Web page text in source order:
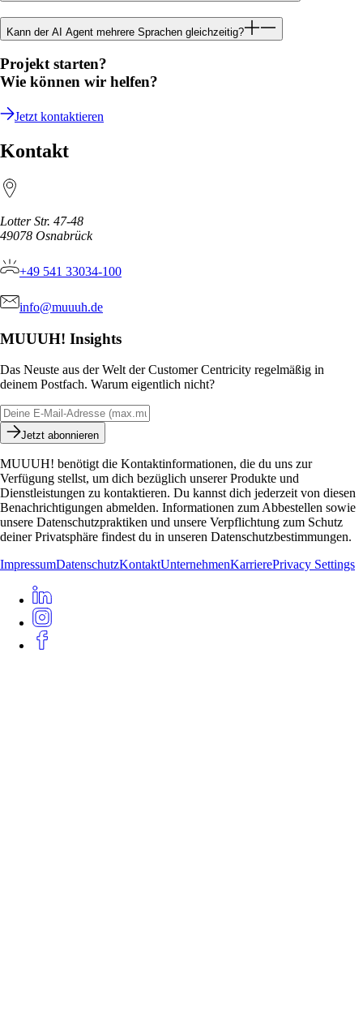
Kann der AI Agent mehrere Sprachen gleichzeitig?
Projekt starten?
Wie können wir helfen?
Jetzt kontaktieren
Kontakt
Lotter Str. 47-48
49078 Osnabrück
+49 541 33034-100
info@muuuh.de
MUUUH! Insights
Das Neuste aus der Welt der Customer Centricity regelmäßig in
deinem Postfach. Warum eigentlich nicht?
Jetzt abonnieren
MUUUH! benötigt die Kontaktinformationen, die du uns zur
Verfügung stellst, um dich bezüglich unserer Produkte und
Dienstleistungen zu kontaktieren. Du kannst dich jederzeit von diesen
Benachrichtigungen abmelden. Informationen zum Abbestellen sowie
unsere Datenschutzpraktiken und unsere Verpflichtung zum Schutz
deiner Privatsphäre findest du in unseren Datenschutzbestimmungen.
ImpressumDatenschutzKontaktUnternehmenKarrierePrivacy Settings